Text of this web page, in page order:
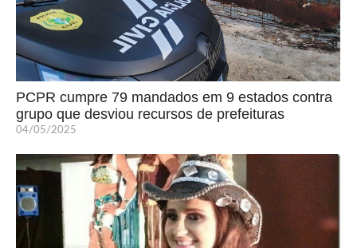
PCPR cumpre 79 mandados em 9 estados contra
grupo que desviou recursos de prefeituras
04/05/2025